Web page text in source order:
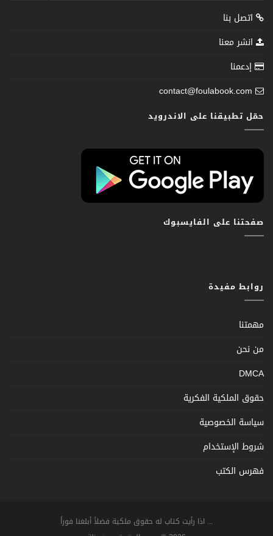
اتصل بنا
انشر معنا
إدعمنا
contact@foulabook.com
حمّل تطبيقنا على الاندرويد
صفحتنا على الفايسبوك
روابط مفيدة
مهمتنا
من نحن
DMCA
حقوق الملكية الفكرية
سياسة الخصوصية
شروط الإستخدام
فهرس الكتب
... اذا رأيت كتاب له حقوق ملكية فضلاً أبلغنا فوراً